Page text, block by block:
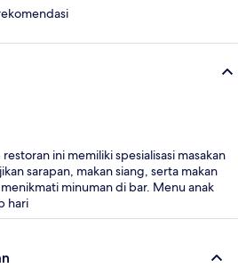
ini memiliki spesialisasi masakan
sarapan, makan siang, serta makan
minuman di bar. Menu anak
hari